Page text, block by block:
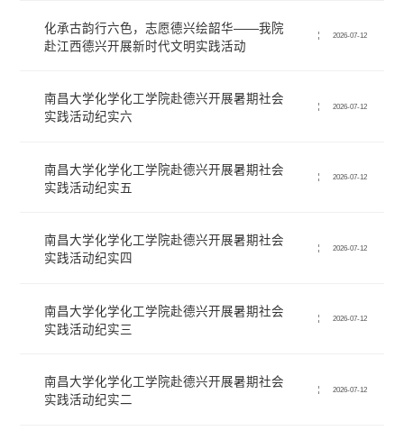
化承古韵行六色，志愿德兴绘韶华——我院
赴江西德兴开展新时代文明实践活动
2026-07-12
南昌大学化学化工学院赴德兴开展暑期社会
实践活动纪实六
2026-07-12
南昌大学化学化工学院赴德兴开展暑期社会
实践活动纪实五
2026-07-12
南昌大学化学化工学院赴德兴开展暑期社会
实践活动纪实四
2026-07-12
南昌大学化学化工学院赴德兴开展暑期社会
实践活动纪实三
2026-07-12
南昌大学化学化工学院赴德兴开展暑期社会
实践活动纪实二
2026-07-12